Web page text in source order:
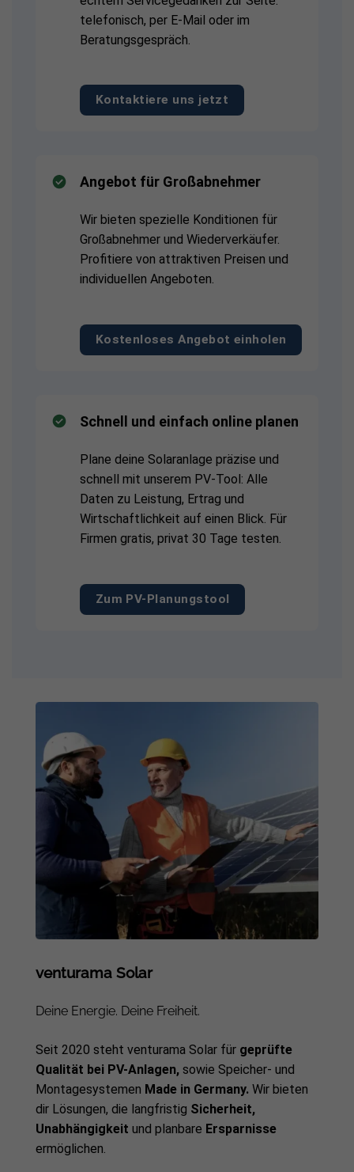
telefonisch, per E-Mail oder im
Beratungsgespräch.
Kontaktiere uns jetzt
Angebot für Großabnehmer
Wir bieten spezielle Konditionen für
Großabnehmer und Wiederverkäufer.
Profitiere von attraktiven Preisen und
individuellen Angeboten.
Kostenloses Angebot einholen
Schnell und einfach online planen
Plane deine Solaranlage präzise und
schnell mit unserem PV-Tool: Alle
Daten zu Leistung, Ertrag und
Wirtschaftlichkeit auf einen Blick. Für
Firmen gratis, privat 30 Tage testen.
Zum PV-Planungstool
venturama Solar
Deine Energie. Deine Freiheit.
Seit 2020 steht venturama Solar für geprüfte
Qualität bei PV-Anlagen, sowie Speicher- und
Montagesystemen Made in Germany. Wir bieten
dir Lösungen, die langfristig Sicherheit,
Unabhängigkeit und planbare Ersparnisse
ermöglichen.